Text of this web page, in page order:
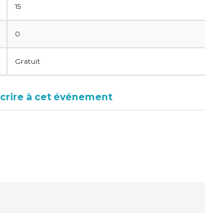
15
0
Gratuit
à cet événement